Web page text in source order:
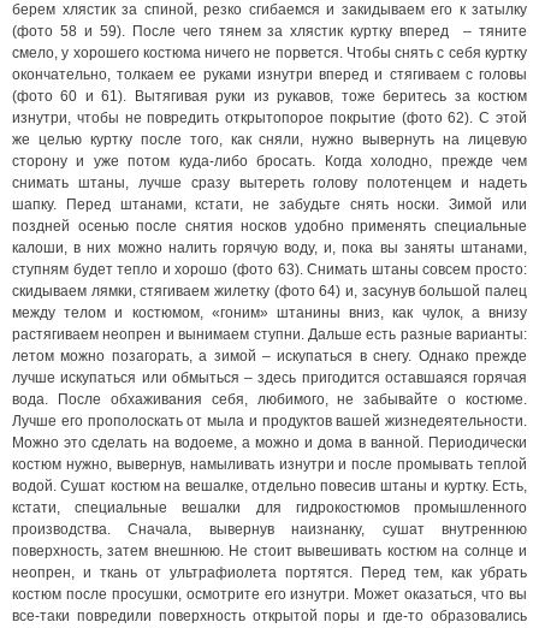
берем хлястик за спиной, резко сгибаемся и закидываем его к затылку
(фото 58 и 59). После чего тянем за хлястик куртку вперед – тяните
смело, у хорошего костюма ничего не порвется. Чтобы снять с себя куртку
окончательно, толкаем ее руками изнутри вперед и стягиваем с головы
(фото 60 и 61). Вытягивая руки из рукавов, тоже беритесь за костюм
изнутри, чтобы не повредить открытопорое покрытие (фото 62). С этой
же целью куртку после того, как сняли, нужно вывернуть на лицевую
сторону и уже потом куда-либо бросать. Когда холодно, прежде чем
снимать штаны, лучше сразу вытереть голову полотенцем и надеть
шапку. Перед штанами, кстати, не забудьте снять носки. Зимой или
поздней осенью после снятия носков удобно применять специальные
калоши, в них можно налить горячую воду, и, пока вы заняты штанами,
ступням будет тепло и хорошо (фото 63). Снимать штаны совсем просто:
скидываем лямки, стягиваем жилетку (фото 64) и, засунув большой палец
между телом и костюмом, «гоним» штанины вниз, как чулок, а внизу
растягиваем неопрен и вынимаем ступни. Дальше есть разные варианты:
летом можно позагорать, а зимой – искупаться в снегу. Однако прежде
лучше искупаться или обмыться – здесь пригодится оставшаяся горячая
вода. После обхаживания себя, любимого, не забывайте о костюме.
Лучше его прополоскать от мыла и продуктов вашей жизнедеятельности.
Можно это сделать на водоеме, а можно и дома в ванной. Периодически
костюм нужно, вывернув, намыливать изнутри и после промывать теплой
водой. Сушат костюм на вешалке, отдельно повесив штаны и куртку. Есть,
кстати, специальные вешалки для гидрокостюмов промышленного
производства. Сначала, вывернув наизнанку, сушат внутреннюю
поверхность, затем внешнюю. Не стоит вывешивать костюм на солнце и
неопрен, и ткань от ультрафиолета портятся. Перед тем, как убрать
костюм после просушки, осмотрите его изнутри. Может оказаться, что вы
все-таки повредили поверхность открытой поры и где-то образовались